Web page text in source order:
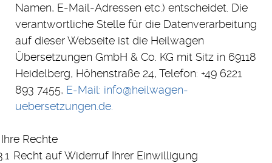
Namen, E-Mail-Adressen etc.) entscheidet. Die
verantwortliche Stelle für die Datenverarbeitung
auf dieser Webseite ist die Heilwagen
Übersetzungen GmbH & Co. KG mit Sitz in 69118
Heidelberg, Höhenstraße 24, Telefon: +49 6221
893 7455, E-Mail: info@heilwagen-
uebersetzungen.de.
Ihre Rechte
Recht auf Widerruf Ihrer Einwilligung